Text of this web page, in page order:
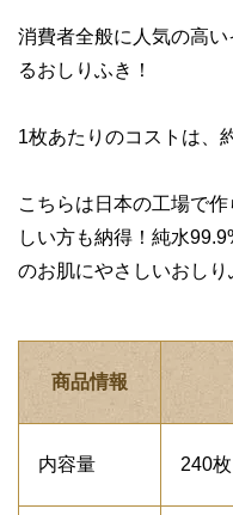
消費者全般に人気の高
るおしりふき！
1枚あたりのコストは、
こちらは日本の工場で
しい方も納得！純水
のお肌にやさしいおしり
商品情報
内容量 240